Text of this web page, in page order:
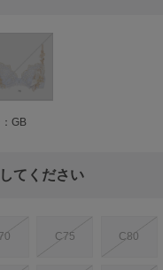
GB
てください
C75 C80